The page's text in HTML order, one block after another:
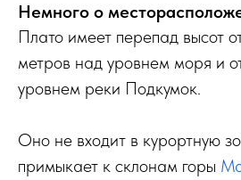
Немного о
Плато имеет перепад высот
метров над уровнем моря и
уровнем реки Подкумок.
Оно не входит в курортную
примыкает к склонам горы